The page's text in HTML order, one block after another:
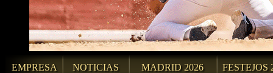
EMPRESA NOTICIAS MADRID 2026 FESTEJOS